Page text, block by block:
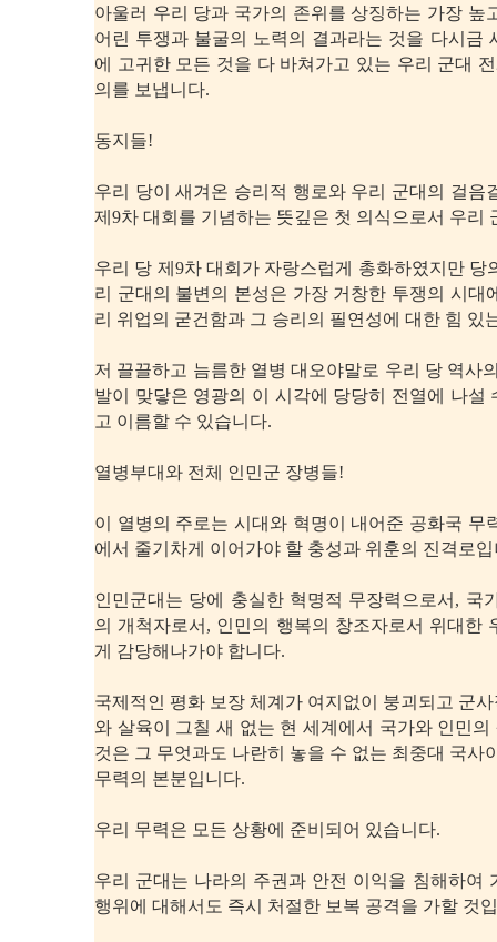
아울러 우리 당과 국가의 존위를 상징하는 가장 높
어린 투쟁과 불굴의 노력의 결과라는 것을 다시금
에 고귀한 모든 것을 다 바쳐가고 있는 우리 군대
의를 보냅니다.
동지들!
우리 당이 새겨온 승리적 행로와 우리 군대의 걸음
제9차 대회를 기념하는 뜻깊은 첫 의식으로서 우리
우리 당 제9차 대회가 자랑스럽게 총화하였지만
리 군대의 불변의 본성은 가장 거창한 투쟁의 시대
리 위업의 굳건함과 그 승리의 필연성에 대한 힘 있
저 끌끌하고 늠름한 열병 대오야말로 우리 당 역사
발이 맞닿은 영광의 이 시각에 당당히 전열에 나설
고 이름할 수 있습니다.
열병부대와 전체 인민군 장병들!
이 열병의 주로는 시대와 혁명이 내어준 공화국 무
에서 줄기차게 이어가야 할 충성과 위훈의 진격로
인민군대는 당에 충실한 혁명적 무장력으로서, 국
의 개척자로서, 인민의 행복의 창조자로서 위대한
게 감당해나가야 합니다.
국제적인 평화 보장 체계가 여지없이 붕괴되고 군
와 살육이 그칠 새 없는 현 세계에서 국가와 인민
것은 그 무엇과도 나란히 놓을 수 없는 최중대 국사
무력의 본분입니다.
우리 무력은 모든 상황에 준비되어 있습니다.
우리 군대는 나라의 주권과 안전 이익을 침해하여
행위에 대해서도 즉시 처절한 보복 공격을 가할 것